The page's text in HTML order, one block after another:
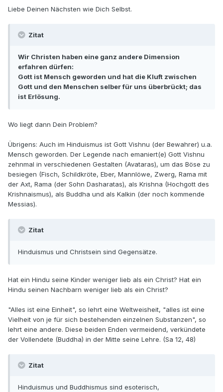
Liebe Deinen Nächsten wie Dich Selbst.
Zitat
Wir Christen haben eine ganz andere Dimension
erfahren dürfen:
Gott ist Mensch geworden und hat die Kluft zwischen
Gott und den Menschen selber für uns überbrückt; das
ist Erlösung.
Wo liegt dann Dein Problem?
Übrigens: Auch im Hinduismus ist Gott Vishnu (der Bewahrer) u.a.
Mensch geworden. Der Legende nach emaniert(e) Gott Vishnu
zehnmal in verschiedenen Gestalten (Avataras), um das Böse zu
besiegen (Fisch, Schildkröte, Eber, Mannlöwe, Zwerg, Rama mit
der Axt, Rama (der Sohn Dasharatas), als Krishna (Hochgott des
Krishnaismus), als Buddha und als Kalkin (der noch kommende
Messias).
Zitat
Hinduismus und Christsein sind Gegensätze.
Hat ein Hindu seine Kinder weniger lieb als ein Christ? Hat ein
Hindu seinen Nachbarn weniger lieb als ein Christ?
"Alles ist eine Einheit", so lehrt eine Weltweisheit, "alles ist eine
Vielheit von je für sich bestehenden einzelnen Substanzen", so
lehrt eine andere. Diese beiden Enden vermeidend, verkündete
der Vollendete (Buddha) in der Mitte seine Lehre. (Sa 12, 48)
Zitat
Hinduismus und Buddhismus sind esoterisch,